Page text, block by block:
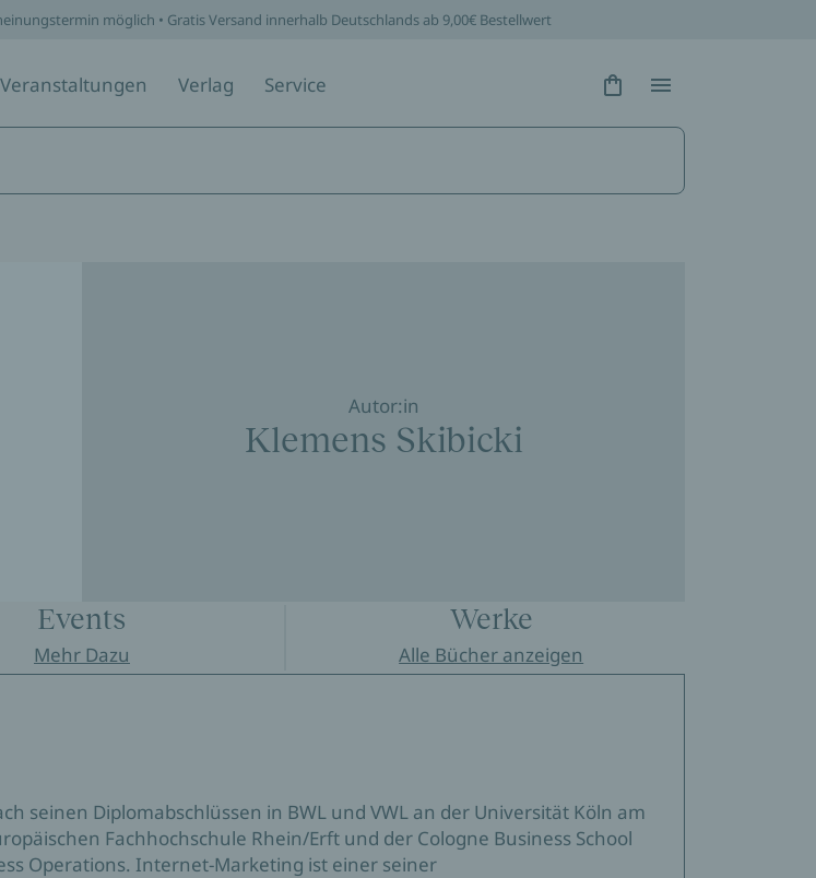
möglich • Gratis Versand innerhalb Deutschlands ab 9,00€ Bestellwert
Veranstaltungen Verlag Service Hidden Text
Hidden Text
Autor:in
Klemens Skibicki
Events
Mehr Dazu
Werke
Alle Bücher anzeigen
seinen Diplomabschlüssen in BWL und VWL an der Universität Köln am
Fachhochschule Rhein/Erft und der Cologne Business School
Operations. Internet-Marketing ist einer seiner